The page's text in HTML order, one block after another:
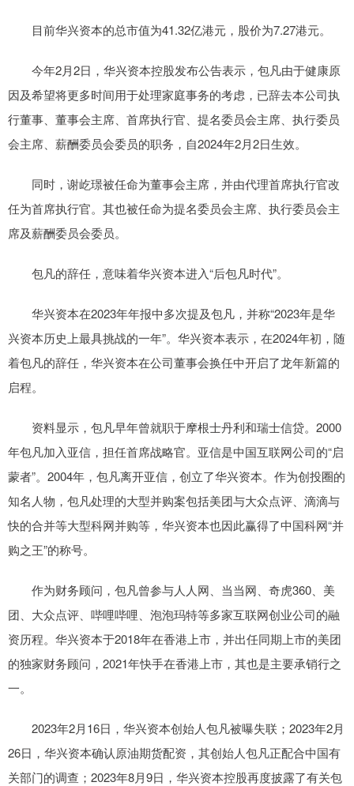
目前华兴资本的总市值为41.32亿港元，股价为7.27港元。
今年2月2日，华兴资本控股发布公告表示，包凡由于健康原
因及希望将更多时间用于处理家庭事务的考虑，已辞去本公司执
行董事、董事会主席、首席执行官、提名委员会主席、执行委员
会主席、薪酬委员会委员的职务，自2024年2月2日生效。
同时，谢屹璟被任命为董事会主席，并由代理首席执行官改
任为首席执行官。其也被任命为提名委员会主席、执行委员会主
席及薪酬委员会委员。
包凡的辞任，意味着华兴资本进入“后包凡时代”。
华兴资本在2023年年报中多次提及包凡，并称“2023年是华
兴资本历史上最具挑战的一年”。华兴资本表示，在2024年初，随
着包凡的辞任，华兴资本在公司董事会换任中开启了龙年新篇的
启程。
资料显示，包凡早年曾就职于摩根士丹利和瑞士信贷。2000
年包凡加入亚信，担任首席战略官。亚信是中国互联网公司的“启
蒙者”。2004年，包凡离开亚信，创立了华兴资本。作为创投圈的
知名人物，包凡处理的大型并购案包括美团与大众点评、滴滴与
快的合并等大型科网并购等，华兴资本也因此赢得了中国科网“并
购之王”的称号。
作为财务顾问，包凡曾参与人人网、当当网、奇虎360、美
团、大众点评、哔哩哔哩、泡泡玛特等多家互联网创业公司的融
资历程。华兴资本于2018年在香港上市，并出任同期上市的美团
的独家财务顾问，2021年快手在香港上市，其也是主要承销行之
一。
2023年2月16日，华兴资本创始人包凡被曝失联；2023年2月
26日，华兴资本确认原油期货配资，其创始人包凡正配合中国有
关部门的调查；2023年8月9日，华兴资本控股再度披露了有关包